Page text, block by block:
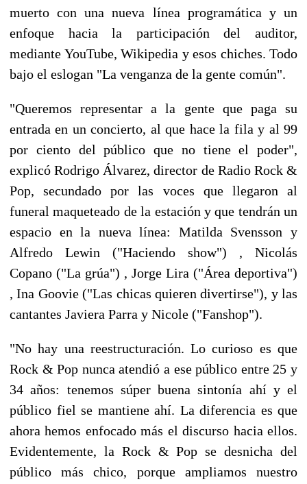
muerto con una nueva línea programática y un
enfoque hacia la participación del auditor,
mediante YouTube, Wikipedia y esos chiches. Todo
bajo el eslogan "La venganza de la gente común".
"Queremos representar a la gente que paga su
entrada en un concierto, al que hace la fila y al 99
por ciento del público que no tiene el poder",
explicó Rodrigo Álvarez, director de Radio Rock &
Pop, secundado por las voces que llegaron al
funeral maqueteado de la estación y que tendrán un
espacio en la nueva línea: Matilda Svensson y
Alfredo Lewin ("Haciendo show") , Nicolás
Copano ("La grúa") , Jorge Lira ("Área deportiva")
, Ina Goovie ("Las chicas quieren divertirse"), y las
cantantes Javiera Parra y Nicole ("Fanshop").
"No hay una reestructuración. Lo curioso es que
Rock & Pop nunca atendió a ese público entre 25 y
34 años: tenemos súper buena sintonía ahí y el
público fiel se mantiene ahí. La diferencia es que
ahora hemos enfocado más el discurso hacia ellos.
Evidentemente, la Rock & Pop se desnicha del
público más chico, porque ampliamos nuestro